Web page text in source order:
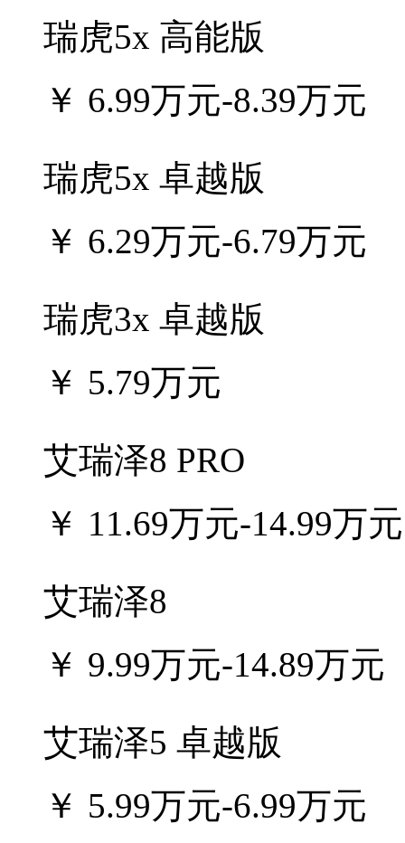
瑞虎5x 高能版
￥ 6.99万元-8.39万元
瑞虎5x 卓越版
￥ 6.29万元-6.79万元
瑞虎3x 卓越版
￥ 5.79万元
艾瑞泽8 PRO
￥ 11.69万元-14.99万元
艾瑞泽8
￥ 9.99万元-14.89万元
艾瑞泽5 卓越版
￥ 5.99万元-6.99万元